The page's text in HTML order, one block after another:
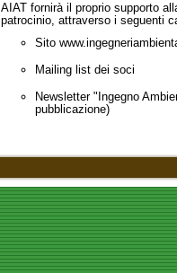
AIAT fornirà il proprio supporto
patrocinio, attraverso i seguenti
Sito
Mailing list dei soci
Newsletter "Ingegno
pubblicazione)